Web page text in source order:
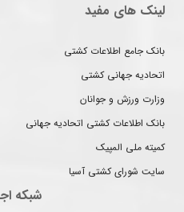
لینک های مفید
بانک جامع اطلاعات کشتی
اتحادیه جهانی کشتی
وزارت ورزش و جوانان
بانک اطلاعات کشتی اتحادیه جهانی
کمیته ملی المپیک
سایت شورای کشتی آسیا
شبکه